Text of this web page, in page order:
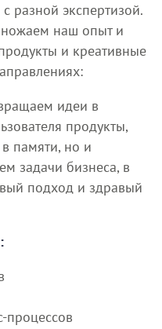
разной экспертизой.
наш опыт и
и креативные
идеи в
продукты,
в памяти, но и
задачи бизнеса, в
подход и здравый
процессов